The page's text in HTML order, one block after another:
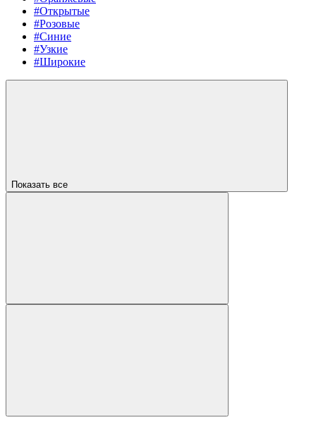
#Открытые
#Розовые
#Синие
#Узкие
#Широкие
Показать все